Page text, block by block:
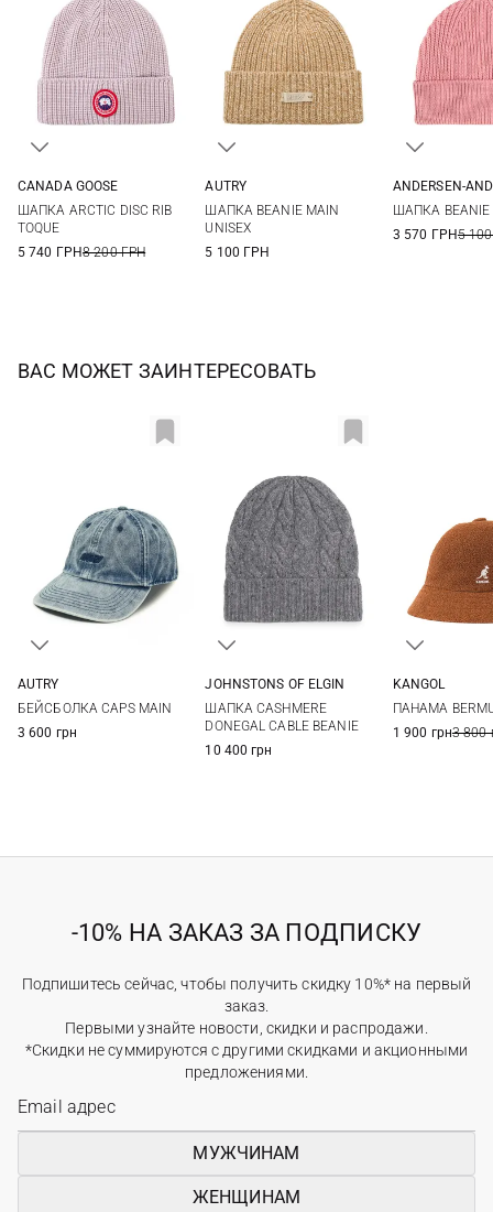
CANADA GOOSE
ШАПКА ARCTIC DISC RIB
TOQUE
5 740 ГРН8 200 ГРН
AUTRY
ШАПКА BEANIE MAIN
UNISEX
5 100 ГРН
ANDERSEN-
ШАПКА BEANIE
3 570 ГРН5
ВАС МОЖЕТ ЗАИНТЕРЕСОВАТЬ
AUTRY
БЕЙСБОЛКА CAPS MAIN
3 600 грн
JOHNSTONS OF ELGIN
ШАПКА CASHMERE
DONEGAL CABLE BEANIE
10 400 грн
KANGOL
ПАНАМА
1 900 грн3 800
-10% НА ЗАКАЗ ЗА ПОДПИСКУ
Подпишитесь сейчас, чтобы получить скидку 10%* на первый
заказ.
Первыми узнайте новости, скидки и распродажи.
*Скидки не суммируются с другими скидками и акционными
предложениями.
МУЖЧИНАМ
ЖЕНЩИНАМ